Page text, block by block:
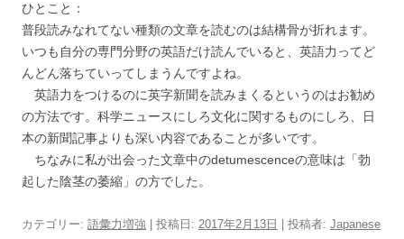
ひとこと：
普段読みなれてない種類の文章を読むのは結構骨が折れます。
いつも自分の専門分野の英語だけ読んでいると、英語力ってど
んどん落ちていってしまうんですよね。
英語力をつけるのに英字新聞を読みまくるというのはお勧め
の方法です。科学ニュースにしろ文化に関するものにしろ、日
本の新聞記事よりも深い内容であることが多いです。
ちなみに私が出会った文章中のdetumescenceの意味は「勃
起した陰茎の萎縮」の方でした。
カテゴリー: 語彙力増強 | 投稿日: 2017年2月13日 投稿者: Japanese